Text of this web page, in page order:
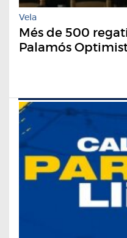
Vela
Més de 500
Palamós